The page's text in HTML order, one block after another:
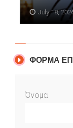
ΦΟΡΜΑ
Όνομα